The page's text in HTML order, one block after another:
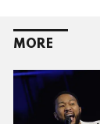
MORE